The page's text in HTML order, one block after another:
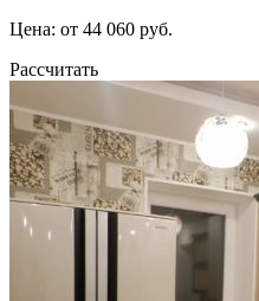
Цена: от 44 060 руб.
Рассчитать